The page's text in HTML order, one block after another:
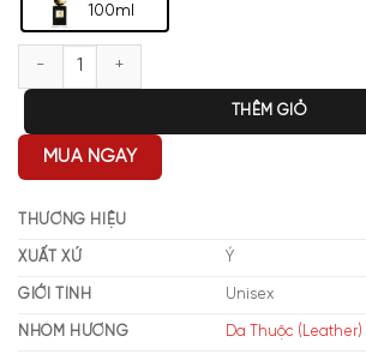
100ml
Giorgio Armani Armani Prive Cuir Noir EDP số lượng
THÊM GIỎ
MUA NGAY
THƯƠNG HIỆU
XUẤT XỨ Ý
GIỚI TÍNH Unisex
NHÓM HƯƠNG Da Thuộc (Leather)